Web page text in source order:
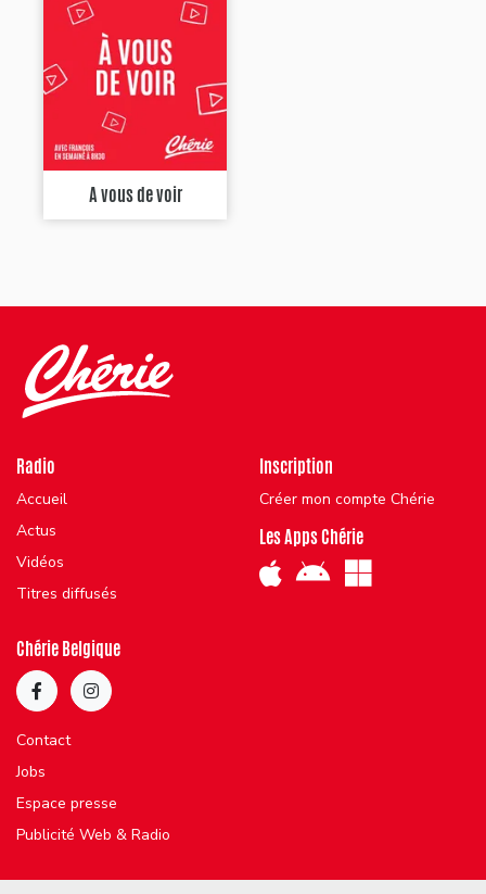
A vous de voir
Radio
Accueil
Actus
Vidéos
Titres diffusés
Inscription
Créer mon compte Chérie
Les Apps Chérie
Chérie Belgique
Contact
Jobs
Espace presse
Publicité Web & Radio